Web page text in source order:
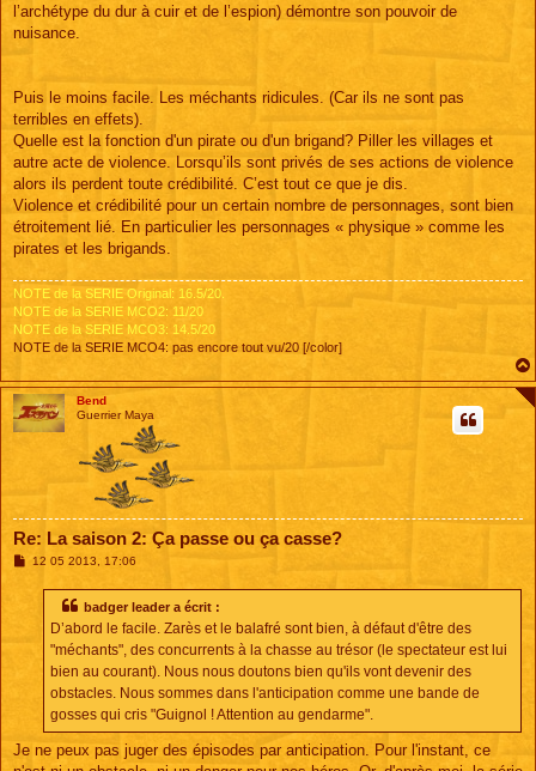
l’archétype du dur à cuir et de l’espion) démontre son pouvoir de
nuisance.
Puis le moins facile. Les méchants ridicules. (Car ils ne sont pas
terribles en effets).
Quelle est la fonction d'un pirate ou d'un brigand? Piller les villages et
autre acte de violence. Lorsqu’ils sont privés de ses actions de violence
alors ils perdent toute crédibilité. C’est tout ce que je dis.
Violence et crédibilité pour un certain nombre de personnages, sont bien
étroitement lié. En particulier les personnages « physique » comme les
pirates et les brigands.
NOTE de la SERIE Original: 16.5/20.
NOTE de la SERIE MCO2: 11/20
NOTE de la SERIE MCO3: 14.5/20
NOTE de la SERIE MCO4: pas encore tout vu/20 [/color]
Bend
Guerrier Maya
Re: La saison 2: Ça passe ou ça casse?
M12 05 2013, 17:06
badger leader a écrit :
D’abord le facile. Zarès et le balafré sont bien, à défaut d'être des
"méchants", des concurrents à la chasse au trésor (le spectateur est lui
bien au courant). Nous nous doutons bien qu'ils vont devenir des
obstacles. Nous sommes dans l'anticipation comme une bande de
gosses qui cris "Guignol ! Attention au gendarme".
Je ne peux pas juger des épisodes par anticipation. Pour l'instant, ce